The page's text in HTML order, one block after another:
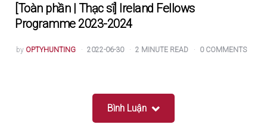
[Toàn phần | Thạc sĩ] Ireland Fellows
Programme 2023-2024
POSTED
BY
by OPTYHUNTING 2022-06-30 2 MINUTE READ 0 COMMENTS
Bình Luận